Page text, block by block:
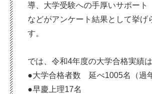
導、大学受験への手厚いサポート
などがアンケート結果として挙げ
す。
では、令和4年度の大学合格実績は
●大学合格者数 延べ1005名（過
●早慶上理17名